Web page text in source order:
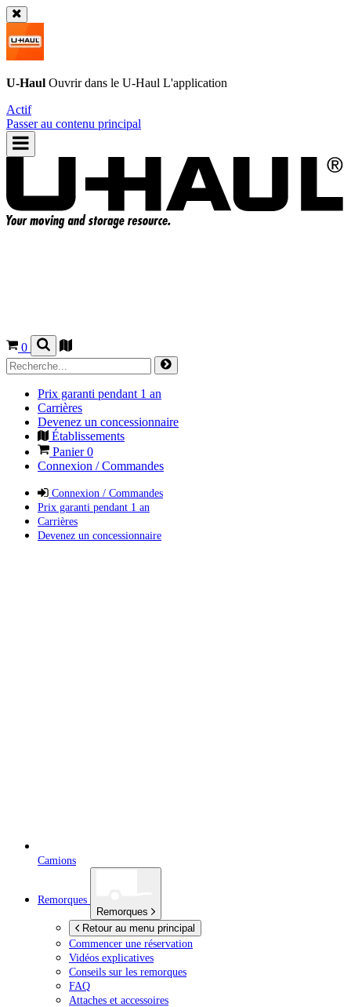
U-Haul Ouvrir dans le U-Haul L'application
Actif
Passer au contenu principal
0
Prix garanti pendant 1 an
Carrières
Devenez un concessionnaire
Établissements
Panier0
Connexion / Commandes
Connexion / Commandes
Prix garanti pendant 1 an
Carrières
Devenez un concessionnaire
Camions
Remorques
Remorques
Retour au menu principal
Commencer une réservation
Vidéos explicatives
Conseils sur les remorques
FAQ
Attaches et accessoires